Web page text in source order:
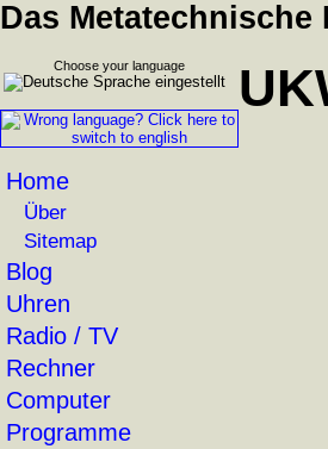
Das Metatechnische
Choose your language
Home
Über
Sitemap
Blog
Uhren
Radio / TV
Rechner
Computer
Programme